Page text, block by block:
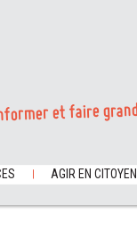
et faire
AGIR EN CITOYEN